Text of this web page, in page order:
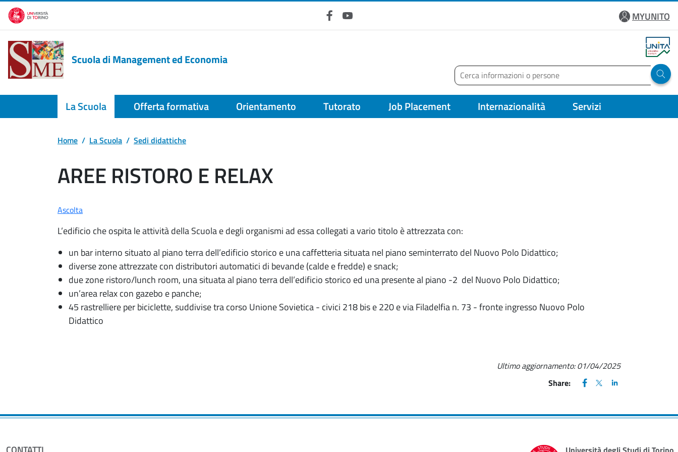
Salta al contenuto principale
FacebookYouTube
MYUNITO
Scuola di Management ed Economia
Cerca
Run
La Scuola Offerta formativa Orientamento Tutorato Job Placement Internazionalità Servizi
Home La Scuola Sedi didattiche
AREE RISTORO E RELAX
Ascolta
L’edificio che ospita le attività della Scuola e degli organismi ad essa collegati a vario titolo è attrezzata con:
un bar interno situato al piano terra dell’edificio storico e una caffetteria situata nel piano seminterrato del Nuovo Polo Didattico;
diverse zone attrezzate con distributori automatici di bevande (calde e fredde) e snack;
due zone ristoro/lunch room, una situata al piano terra dell’edificio storico ed una presente al piano -2 del Nuovo Polo Didattico;
un’area relax con gazebo e panche;
45 rastrelliere per biciclette, suddivise tra corso Unione Sovietica - civici 218 bis e 220 e via Filadelfia n. 73 - fronte ingresso Nuovo Polo
Didattico
Ultimo aggiornamento:01/04/2025
Share:
FACEBOOK
(apre una nuova finestra)
X
(apre una nuova
LINKEDIN
(apre una nuova